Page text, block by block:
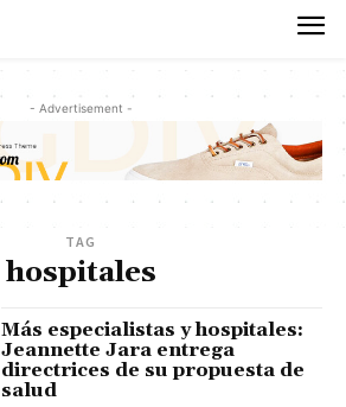
- Advertisement -
TAG
hospitales
Más especialistas y hospitales:
Jeannette Jara entrega
directrices de su propuesta de
salud